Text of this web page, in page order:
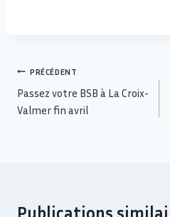
PRÉCÉDENT
Passez votre BSB à La Croix-
Valmer fin avril
Publications